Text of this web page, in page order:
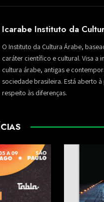
Icarabe Instituto da
O Instituto da Cultura Árabe,
caráter científico e cultural. Visa a
cultura árabe, antigas e
sociedade brasileira. Está aberto
respeito às diferenças.